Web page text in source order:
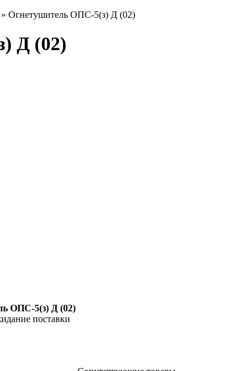
» Огнетушитель ОПС-5(з) Д (02)
Д (02)
ОПС-5(з) Д (02)
поставки